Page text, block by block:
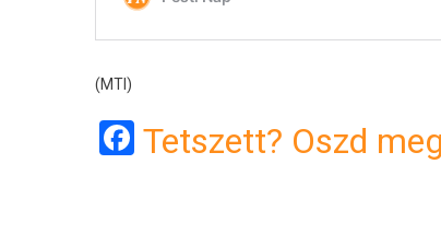
(MTI)
Facebook
Tetszett? Oszd